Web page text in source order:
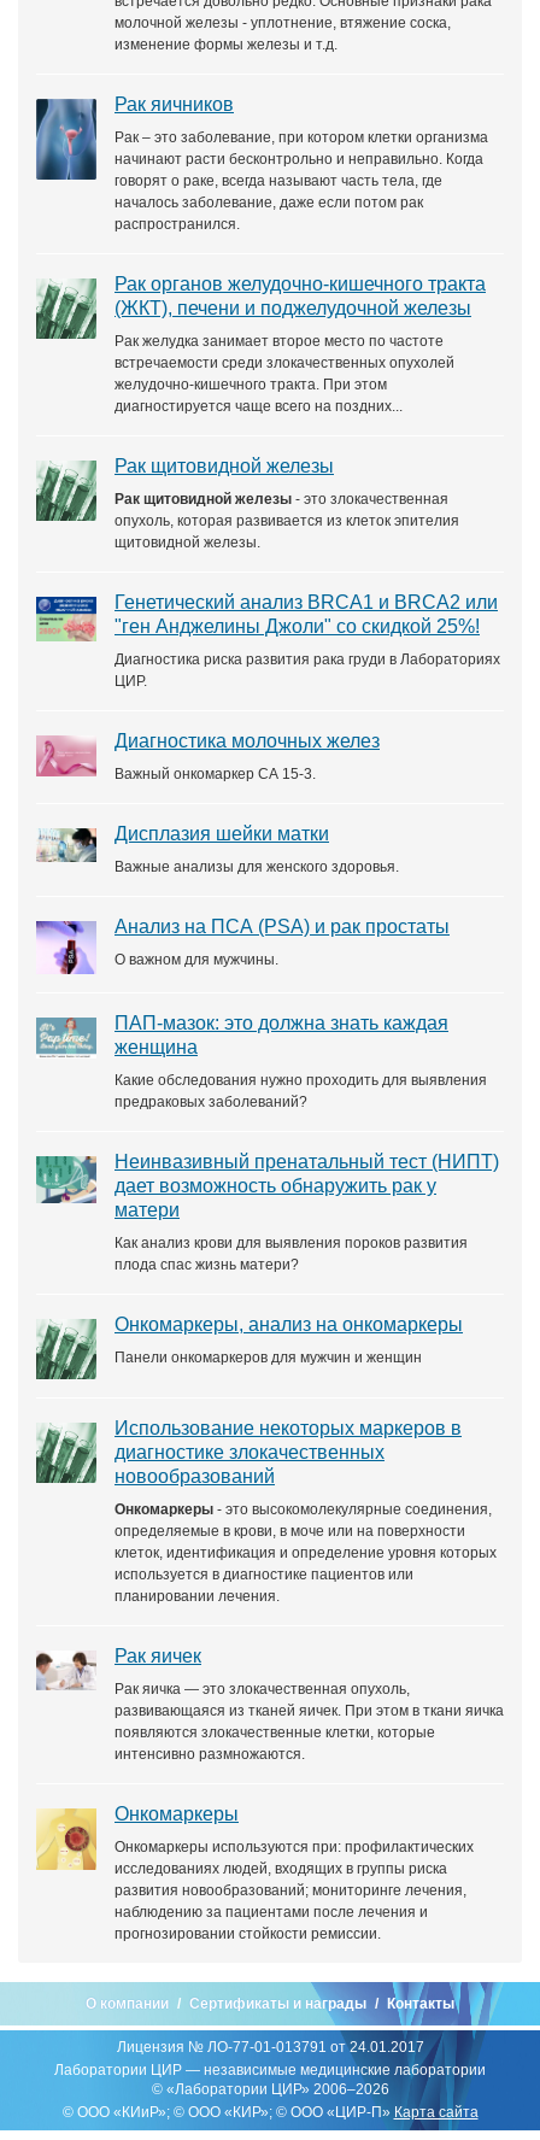
молочной железы - уплотнение, втяжение соска,
изменение формы железы и т.д.
Рак яичников
Рак – это заболевание, при котором клетки организма
начинают расти бесконтрольно и неправильно. Когда
говорят о раке, всегда называют часть тела, где
началось заболевание, даже если потом рак
распространился.
Рак органов желудочно-кишечного тракта
(ЖКТ), печени и поджелудочной железы
Рак желудка занимает второе место по частоте
встречаемости среди злокачественных опухолей
желудочно-кишечного тракта. При этом
диагностируется чаще всего на поздних...
Рак щитовидной железы
Рак щитовидной железы - это злокачественная
опухоль, которая развивается из клеток эпителия
щитовидной железы.
Генетический анализ BRCA1 и BRCA2 или
"ген Анджелины Джоли" со скидкой 25%!
Диагностика риска развития рака груди в Лабораториях
ЦИР.
Диагностика молочных желез
Важный онкомаркер СА 15-3.
Дисплазия шейки матки
Важные анализы для женского здоровья.
Анализ на ПСА (PSA) и рак простаты
О важном для мужчины.
ПАП-мазок: это должна знать каждая
женщина
Какие обследования нужно проходить для выявления
предраковых заболеваний?
Неинвазивный пренатальный тест (НИПТ)
дает возможность обнаружить рак у
матери
Как анализ крови для выявления пороков развития
плода спас жизнь матери?
Онкомаркеры, анализ на онкомаркеры
Панели онкомаркеров для мужчин и женщин
Использование некоторых маркеров в
диагностике злокачественных
новообразований
Онкомаркеры - это высокомолекулярные соединения,
определяемые в крови, в моче или на поверхности
клеток, идентификация и определение уровня которых
используется в диагностике пациентов или
планировании лечения.
Рак яичек
Рак яичка — это злокачественная опухоль,
развивающаяся из тканей яичек. При этом в ткани яичка
появляются злокачественные клетки, которые
интенсивно размножаются.
Онкомаркеры
Онкомаркеры используются при: профилактических
исследованиях людей, входящих в группы риска
развития новообразований; мониторинге лечения,
наблюдению за пациентами после лечения и
прогнозировании стойкости ремиссии.
О компании Сертификаты и награды Контакты
Лицензия № ЛО-77-01-013791 от 24.01.2017
Лаборатории ЦИР — независимые медицинские лаборатории
© «Лаборатории ЦИР» 2006–2026
© ООО «КИиР»; © ООО «КИР»; © ООО «ЦИР-П» Карта сайта